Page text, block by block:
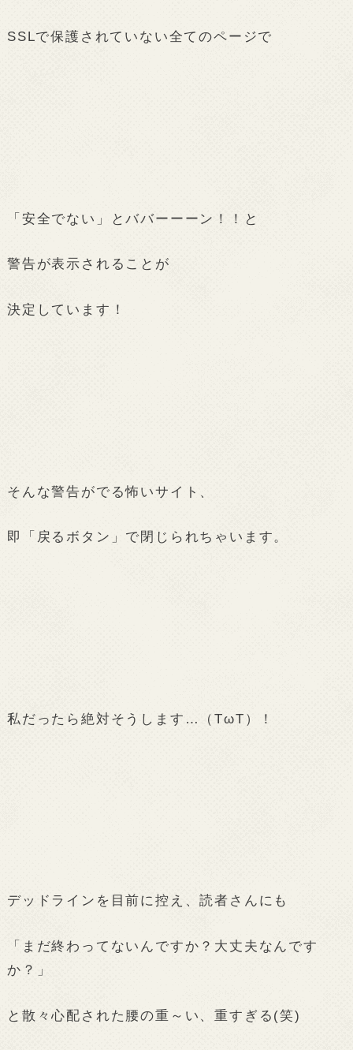
SSLで保護されていない全てのページで
「安全でない」とババーーーン！！と
警告が表示されることが
決定しています！
そんな警告がでる怖いサイト、
即「戻るボタン」で閉じられちゃいます。
私だったら絶対そうします…（TωT）！
デッドラインを目前に控え、読者さんにも
「まだ終わってないんですか？大丈夫なんです
か？」
と散々心配された腰の重～い、重すぎる(笑)